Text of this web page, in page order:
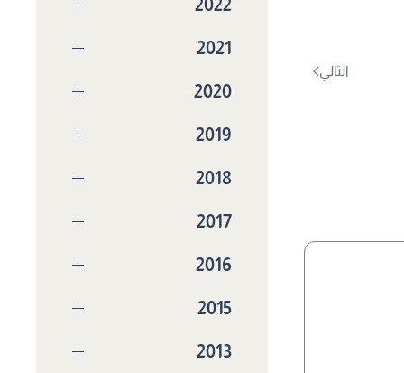
التالي
2022
2021
2020
2019
2018
2017
2016
2015
2013